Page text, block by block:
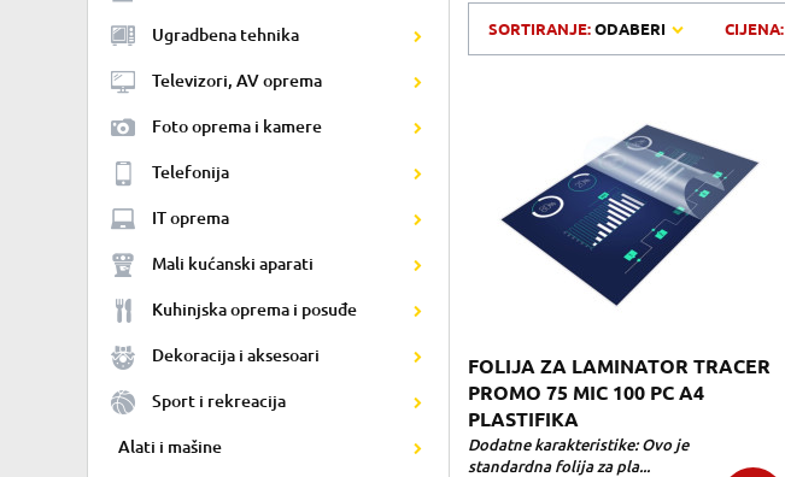
Ugradbena tehnika
Televizori, AV oprema
Foto oprema i kamere
Telefonija
IT oprema
Mali kućanski aparati
Kuhinjska oprema i posuđe
Dekoracija i aksesoari
Sport i rekreacija
Alati i mašine
SORTIRANJE:ODABERI CIJENA:
FOLIJA ZA LAMINATOR TRACER
PROMO 75 MIC 100 PC A4
PLASTIFIKA
Dodatne karakteristike: Ovo je
standardna folija za pla...